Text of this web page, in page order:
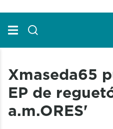
Xmaseda65
EP de
a.m.ORES'